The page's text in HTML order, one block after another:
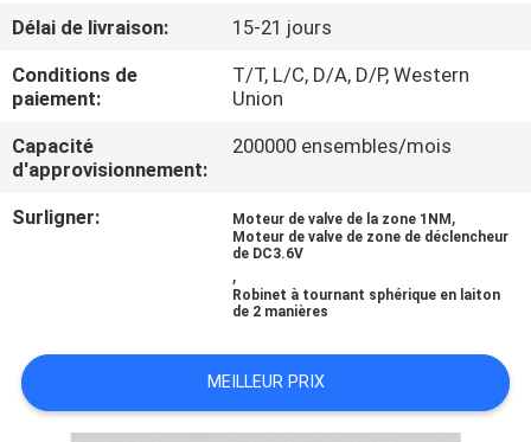
QUALITÉ
CONTACTEZ-
NOUS
NOUVELLES
CITATION
Délai de livraison:
15-21 jours
Conditions de
paiement:
T/T, L/C, D/A, D/P, Western
Union
Capacité
d'approvisionnement:
200000 ensembles/mois
Surligner: Moteur de valve de la zone 1NM ,
Moteur de valve de zone de déclencheur
de DC3.6V
,
Robinet à tournant sphérique en laiton
de 2 manières
MEILLEUR PRIX